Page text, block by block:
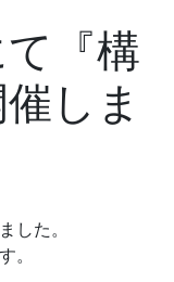
『構
しま
した。
。